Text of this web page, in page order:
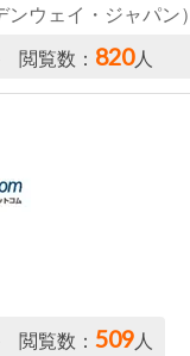
ウェイ・ジャパン）
閲覧数： 820人
閲覧数：509 人